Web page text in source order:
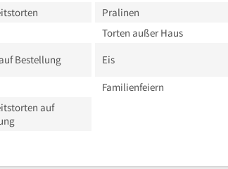
Pralinen
Torten außer Haus
Bestellung Eis
Familienfeiern
auf